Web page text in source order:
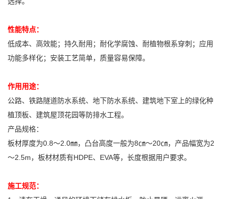
性能特点：
低成本、高效能；持久耐用；耐化学腐蚀、耐植物根系穿刺；应用
功能多样化；安装工艺简单，质量容易保障。
作用用途：
公路、铁路隧道防水系统、地下防水系统、建筑地下室上的绿化种
植顶板、建筑屋顶花园等防排水工程。
产品规格：
板材厚度为0.8～2.0㎜，凸台高度一般为8㎝～20㎝，产品幅宽为2
～2.5m，板材材质有HDPE、EVA等，长度根据用户要求。
施工规范：